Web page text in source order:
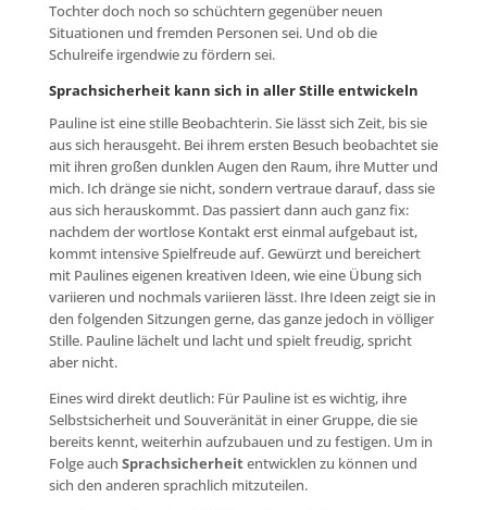
Tochter doch noch so schüchtern gegenüber neuen
Situationen und fremden Personen sei. Und ob die
Schulreife irgendwie zu fördern sei.
Sprachsicherheit kann sich in aller Stille entwickeln
Pauline ist eine stille Beobachterin. Sie lässt sich Zeit, bis sie
aus sich herausgeht. Bei ihrem ersten Besuch beobachtet sie
mit ihren großen dunklen Augen den Raum, ihre Mutter und
mich. Ich dränge sie nicht, sondern vertraue darauf, dass sie
aus sich herauskommt. Das passiert dann auch ganz fix:
nachdem der wortlose Kontakt erst einmal aufgebaut ist,
kommt intensive Spielfreude auf. Gewürzt und bereichert
mit Paulines eigenen kreativen Ideen, wie eine Übung sich
variieren und nochmals variieren lässt. Ihre Ideen zeigt sie in
den folgenden Sitzungen gerne, das ganze jedoch in völliger
Stille. Pauline lächelt und lacht und spielt freudig, spricht
aber nicht.
Eines wird direkt deutlich: Für Pauline ist es wichtig, ihre
Selbstsicherheit und Souveränität in einer Gruppe, die sie
bereits kennt, weiterhin aufzubauen und zu festigen. Um in
Folge auch Sprachsicherheitentwicklen zu können und
sich den anderen sprachlich mitzuteilen.